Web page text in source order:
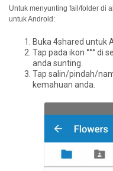
Untuk menyunting fail/folder di
untuk Android:
Buka 4shared untuk
Tap pada ikon °°° di
anda sunting.
Tap salin/pindah/
kemahuan anda.